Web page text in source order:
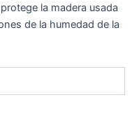
la ​madera usada
de la ​humedad de la